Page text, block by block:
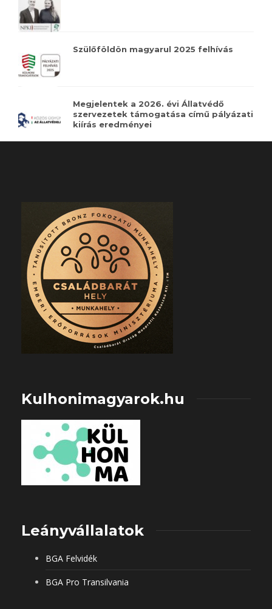
Szülőföldön magyarul 2025 felhívás
Megjelentek a 2026. évi Állatvédő
szervezetek támogatása című pályázati
kiírás eredményei
Kulhonimagyarok.hu
Leányvállalatok
BGA Felvidék
BGA Pro Transilvania